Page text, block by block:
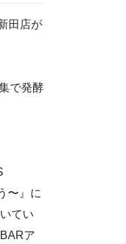
田店が
で発酵
〜』に
てい
ア